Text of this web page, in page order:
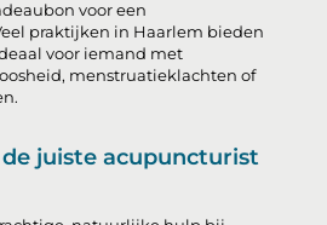
voor een
praktijken in Haarlem bieden
voor iemand met
menstruatieklachten of
de juiste acupuncturist